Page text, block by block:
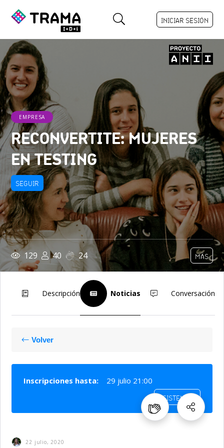
INICIAR SESIÓN
EMPRESA
RECONVERTITE: MUJERES
EN TESTING
SEGUIR
129 40 24 MÁS
Descripción Noticias Conversación
Volver
Inscripciones hasta: 29 julio 21:00
ASISTENTES
22 julio, 2020